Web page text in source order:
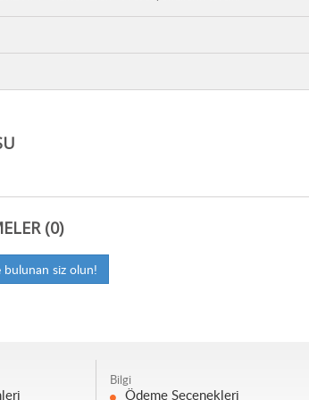
(0)
siz olun!
Bilgi
Ödeme Seçenekleri